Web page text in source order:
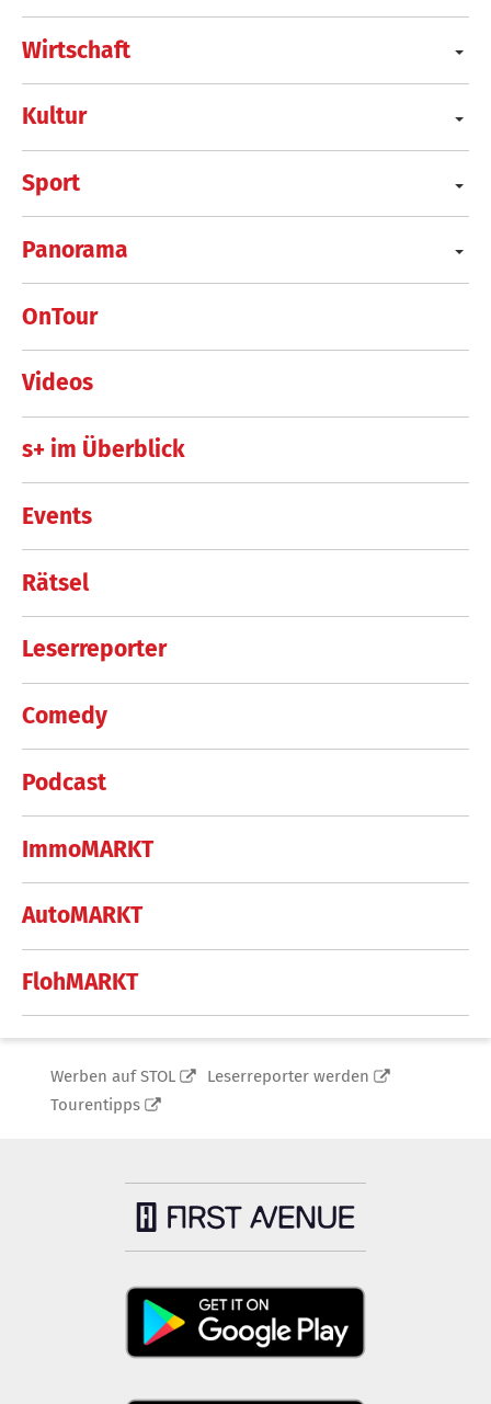
Wirtschaft
Kultur
Sport
Panorama
OnTour
Videos
s+ im Überblick
Events
Rätsel
Leserreporter
Comedy
Podcast
ImmoMARKT
AutoMARKT
FlohMARKT
Werben auf STOL
Leserreporter werden
Tourentipps